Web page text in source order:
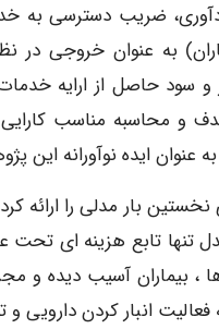
ضریب دسترسی به
به عنوان خروجی در
و سود حاصل از ارایه
و محاسبه مناسب
ایده نوآورانه این
بار مدلی را ارائه
تابع هزینه ­ای تحت
، بیماران آسیب دیده و